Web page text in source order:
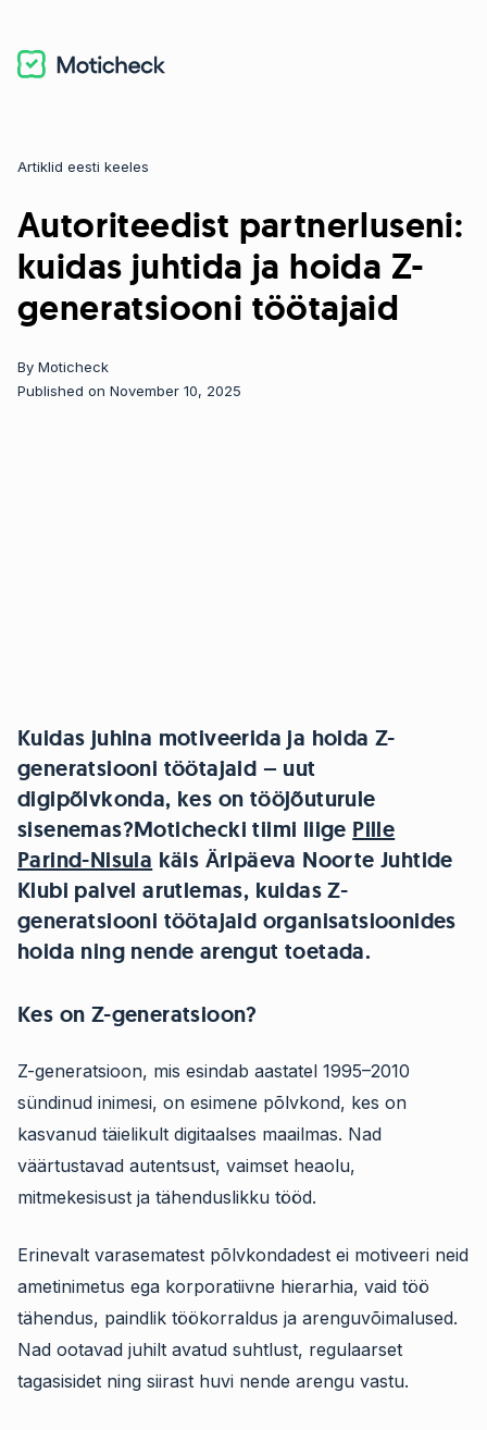
Autoriteedist partnerluseni:
kuidas juhtida ja hoida Z-
generatsiooni töötajaid
By Moticheck
Published on November 10, 2025
Categories
Artiklid eesti keeles
Kuidas juhina motiveerida ja hoida Z-
generatsiooni töötajaid – uut
digipõlvkonda, kes on tööjõuturule
sisenemas?Motichecki tiimi liige Pille
Parind-Nisula käis Äripäeva Noorte Juhtide
Klubi palvel arutlemas, kuidas Z-
generatsiooni töötajaid organisatsioonides
hoida ning nende arengut toetada.
Kes on Z-generatsioon?
Z-generatsioon, mis esindab aastatel 1995–2010
sündinud inimesi, on esimene põlvkond, kes on
kasvanud täielikult digitaalses maailmas. Nad
väärtustavad autentsust, vaimset heaolu,
mitmekesisust ja tähenduslikku tööd.
Erinevalt varasematest põlvkondadest ei motiveeri neid
ametinimetus ega korporatiivne hierarhia, vaid töö
tähendus, paindlik töökorraldus ja arenguvõimalused.
Nad ootavad juhilt avatud suhtlust, regulaarset
tagasisidet ning siirast huvi nende arengu vastu.